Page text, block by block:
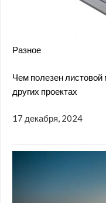
Разное
Чем полезен
других проектах
17 декабря, 2024